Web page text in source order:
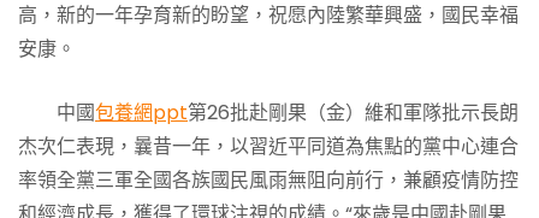
高，新的一年孕育新的盼望，祝愿內陸繁華興盛，國民幸福
安康。
中國包養網ppt第26批赴剛果（金）維和軍隊批示長朗
杰次仁表現，曩昔一年，以習近平同道為焦點的黨中心連合
率領全黨三軍全國各族國民風雨無阻向前行，兼顧疫情防控